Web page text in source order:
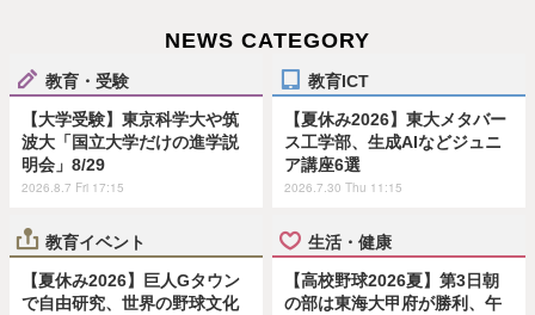
NEWS CATEGORY
教育・受験
【大学受験】東京科学大や筑
波大「国立大学だけの進学説
明会」8/29
2026.8.7 Fri 17:15
教育ICT
【夏休み2026】東大メタバー
ス工学部、生成AIなどジュニ
ア講座6選
2026.7.30 Thu 11:15
教育イベント
【夏休み2026】巨人Gタウン
で自由研究、世界の野球文化
生活・健康
【高校野球2026夏】第3日朝
の部は東海大甲府が勝利、午